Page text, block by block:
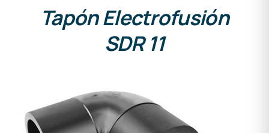
Tapón Electrofusión
SDR 11